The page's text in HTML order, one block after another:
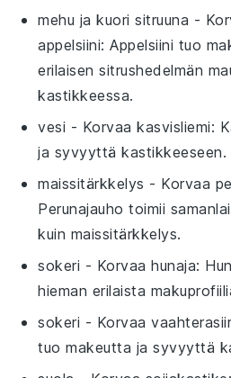
mehu ja kuori sitruuna -
appelsiini: Appelsiini tuo
erilaisen sitrushedelmän
kastikkeessa.
vesi - Korvaakasvisliemi:
ja syvyyttä kastikkeeseen.
maissitärkkelys - Korvaa
Perunajauho toimii
kuin maissitärkkelys.
sokeri - Korvaahunaja:
hieman erilaista
sokeri - Korvaa
tuo makeutta ja syvyyttä